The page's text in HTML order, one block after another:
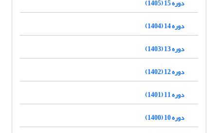
دوره 15 (1405)
دوره 14 (1404)
دوره 13 (1403)
دوره 12 (1402)
دوره 11 (1401)
دوره 10 (1400)